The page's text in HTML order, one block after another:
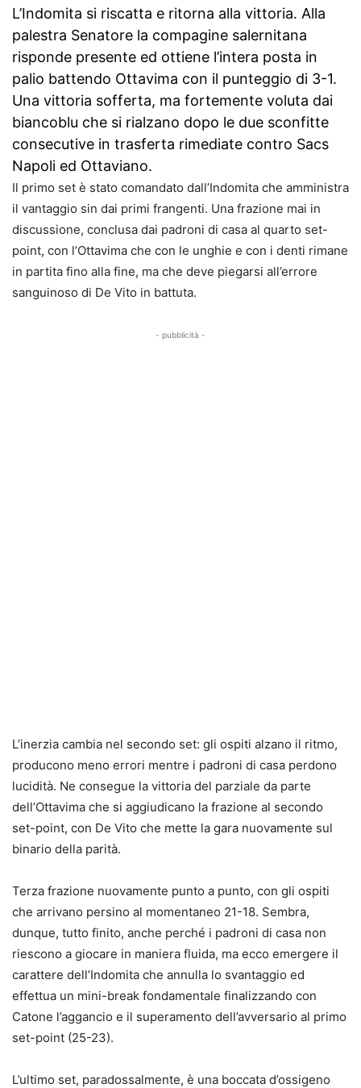
L’Indomita si riscatta e ritorna alla vittoria. Alla
palestra Senatore la compagine salernitana
risponde presente ed ottiene l’intera posta in
palio battendo Ottavima con il punteggio di 3-1.
Una vittoria sofferta, ma fortemente voluta dai
biancoblu che si rialzano dopo le due sconfitte
consecutive in trasferta rimediate contro Sacs
Napoli ed Ottaviano.
Il primo set è stato comandato dall’Indomita che amministra
il vantaggio sin dai primi frangenti. Una frazione mai in
discussione, conclusa dai padroni di casa al quarto set-
point, con l’Ottavima che con le unghie e con i denti rimane
in partita fino alla fine, ma che deve piegarsi all’errore
sanguinoso di De Vito in battuta.
- pubblicità -
L’inerzia cambia nel secondo set: gli ospiti alzano il ritmo,
producono meno errori mentre i padroni di casa perdono
lucidità. Ne consegue la vittoria del parziale da parte
dell’Ottavima che si aggiudicano la frazione al secondo
set-point, con De Vito che mette la gara nuovamente sul
binario della parità.
Terza frazione nuovamente punto a punto, con gli ospiti
che arrivano persino al momentaneo 21-18. Sembra,
dunque, tutto finito, anche perché i padroni di casa non
riescono a giocare in maniera fluida, ma ecco emergere il
carattere dell’Indomita che annulla lo svantaggio ed
effettua un mini-break fondamentale finalizzando con
Catone l’aggancio e il superamento dell’avversario al primo
set-point (25-23).
L’ultimo set, paradossalmente, è una boccata d’ossigeno